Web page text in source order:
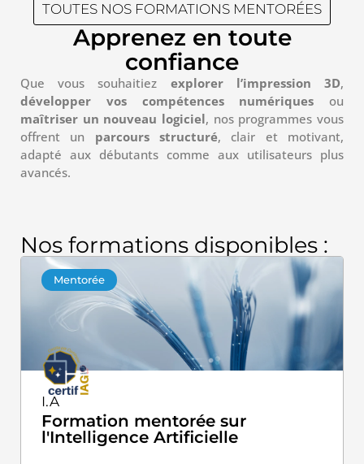
TOUTES NOS FORMATIONS MENTORÉES
Apprenez en toute
confiance
Que vous souhaitiez explorer l’impression 3D,
développer vos compétences numériques ou
maîtriser un nouveau logiciel, nos programmes vous
offrent un parcours structuré, clair et motivant,
adapté aux débutants comme aux utilisateurs plus
avancés.
Nos formations disponibles :
Mentorée
I.A
Formation mentorée sur
l'Intelligence Artificielle